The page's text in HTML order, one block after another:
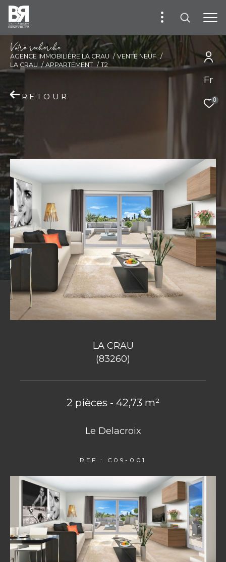
Fr
0
Votre recherche
AGENCE IMMOBILIÈRE LA CRAU
VENTE NEUF
LA CRAU
APPARTEMENT T2
RETOUR
LA CRAU
(83260)
2 pièces - 42,73 m²
Le Delacroix
REF : C09-001